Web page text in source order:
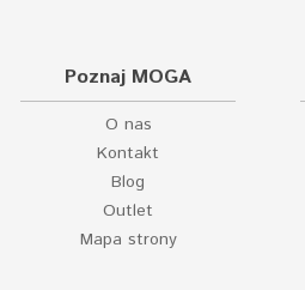
Poznaj MOGA
O nas
Kontakt
Blog
Outlet
Mapa strony